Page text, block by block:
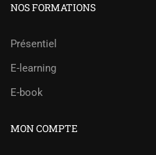
NOS FORMATIONS
Présentiel
E-learning
E-book
MON COMPTE